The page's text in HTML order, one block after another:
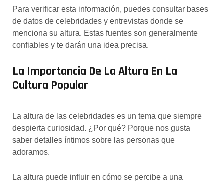
Para verificar esta información, puedes consultar bases
de datos de celebridades y entrevistas donde se
menciona su altura. Estas fuentes son generalmente
confiables y te darán una idea precisa.
La Importancia De La Altura En La
Cultura Popular
La altura de las celebridades es un tema que siempre
despierta curiosidad. ¿Por qué? Porque nos gusta
saber detalles íntimos sobre las personas que
adoramos.
La altura puede influir en cómo se percibe a una